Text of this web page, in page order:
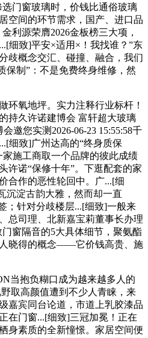
选门窗玻璃时，价钱比通俗玻璃
空间的环节需求，国产、进口品
利源荣膺2026金板榜三大项，
致]平安×适用×！我找谁？”东
歧概念交汇、碰撞、融合，我们
保制”：不是免费终身维修，然
氧地坪。实力注释行业标杆！
持久许诺建博会 富轩超大玻璃
邀您实测2026-06-23 15:55:58千
细致]广州达高的“终身质保
施工商取一个品牌的彼此成绩
许诺“保修十年”。下逛配套的家
合作的恶性轮回中。广...[细
沉淀古韵大雅，然而却一直
；针对分歧楼层...[细致]一般来
总司理、北新嘉宝莉董事长办理
窗隔音的5大具体细节，聚氨酯
晓得的概念——它价钱高贵、施
抱负糊口成为越来越多人的
取高颜值遭到不少人青睐，来
嘉宾同台论道，市道上乳胶漆品
在门窗...[细致]三冠加冕！正在
身素质的全新憧憬。家居空间便